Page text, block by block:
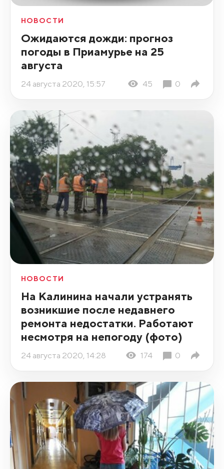
НОВОСТИ
Ожидаются дожди: прогноз
погоды в Приамурье на 25
августа
24 августа 2020, 15:57 45 0
НОВОСТИ
На Калинина начали устранять
возникшие после недавнего
ремонта недостатки. Работают
несмотря на непогоду (фото)
24 августа 2020, 14:28 174 0